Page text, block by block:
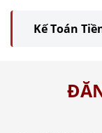
Kế Toán